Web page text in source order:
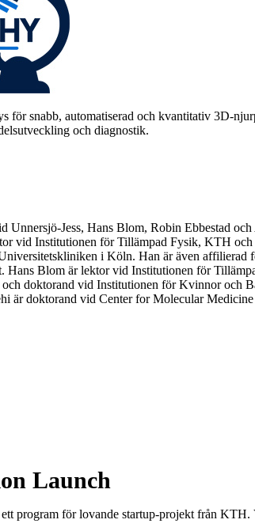
för snabb, automatiserad och kvantitativ 3D-
och diagnostik.
Unnersjö-Jess, Hans Blom, Robin Ebbestad och
vid Institutionen för Tillämpad Fysik, KTH
i Köln. Han är även affilierad
Blom är lektor vid Institutionen för
doktorand vid Institutionen för Kvinnor och
är doktorand vid Center for Molecular
Launch
program för lovande startup-projekt från